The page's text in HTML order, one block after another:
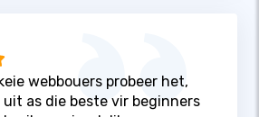
webbouers probeer het,
uit as die beste vir beginners